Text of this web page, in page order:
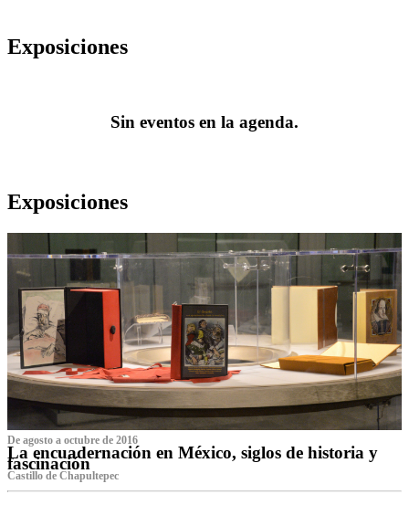
Exposiciones
Sin eventos en la agenda.
Exposiciones
De agosto a octubre de 2016
La encuadernación en México, siglos de historia y
fascinación
Castillo de Chapultepec